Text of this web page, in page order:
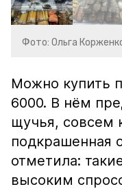
Фото: Ольга
Можно купить
6000. В нём
щучья, совсем
подкрашенная
отметила:
высоким